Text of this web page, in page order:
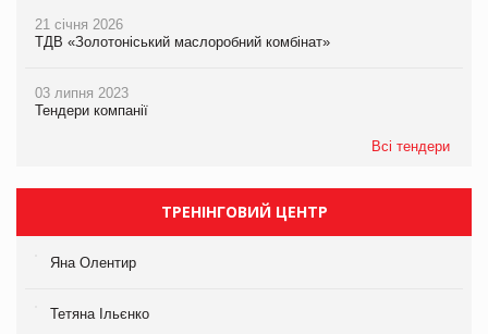
21 січня 2026
ТДВ «Золотоніський маслоробний комбінат»
03 липня 2023
Тендери компанії
Всі тендери
ТРЕНІНГОВИЙ ЦЕНТР
Яна Олентир
Тетяна Ільєнко